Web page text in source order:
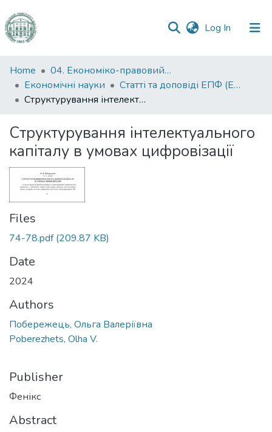
Log In (current)
Communities
&
Collections
Statistics
Home
04. Економіко-правовий факультет
Економічні науки
Статті та доповіді ЕПФ (Економічні науки)
Структурування інтелектуального капіталу в умовах цифровізації
Структурування інтелектуального
капіталу в умовах цифровізації
Files
74-78.pdf(209.87 KB)
Date
2024
Authors
Побережець, Ольга Валеріївна
Poberezhets, Olha V.
Publisher
Фенікс
Abstract